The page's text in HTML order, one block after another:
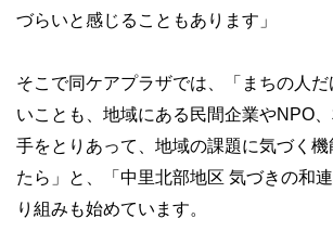
づらいと感じることもあります」
そこで同ケアプラザでは、「まちの人
いことも、地域にある民間企業やNPO
手をとりあって、地域の課題に気づく
たら」と、「中里北部地区 気づきの和
り組みも始めています。